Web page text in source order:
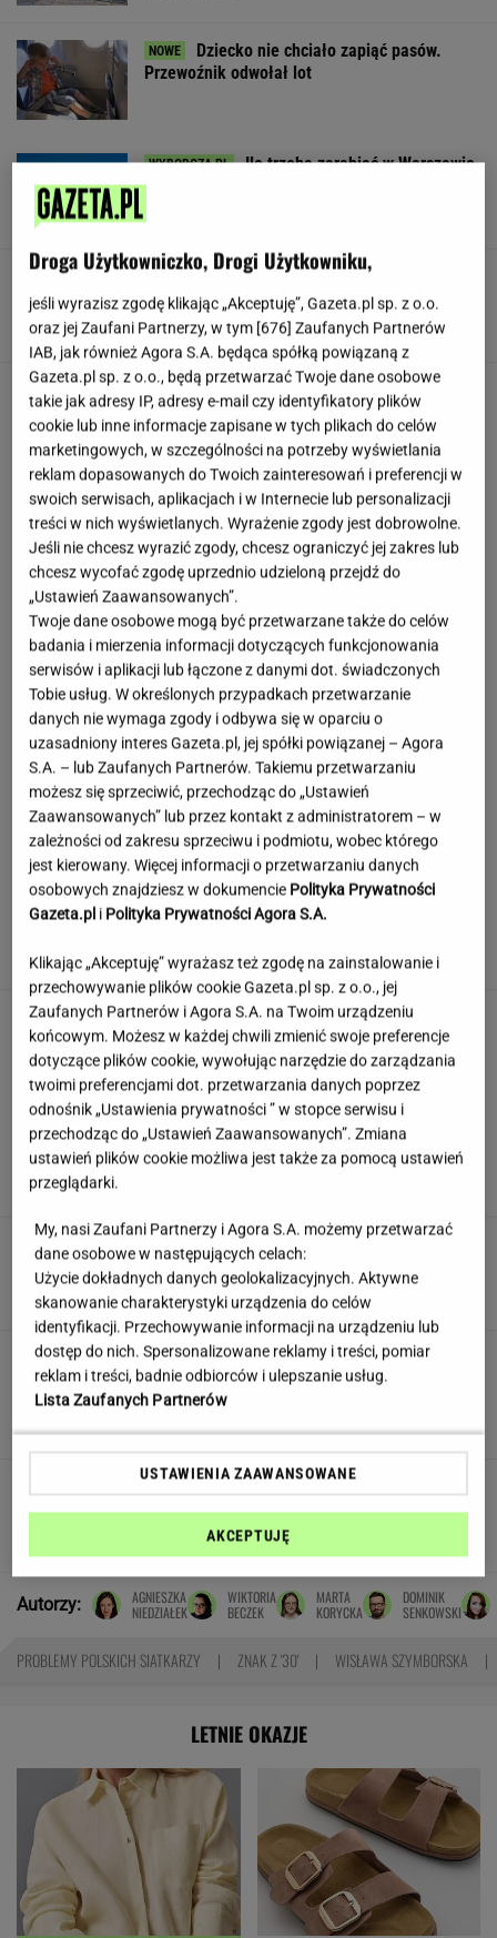
Dziecko nie chciało zapiąć pasów.
Przewoźnik odwołał lot
Ile trzeba zarabiać w Warszawie
na godne życie? Czytelnicy podają kwoty
Będzie wielki hit z udziałem Osaki w Toronto!
Oto ostatnie ćwierćfinalistki
Jeden z najbardziej poszukiwanych ludzi na
świecie już w areszcie
Niezwykłe zjawisko w Polsce. Ekspert radzi
odłożyć płyty CD i okulary
Zmysłowa choreografia Lesar i Zillmann.
Zaprezentowały ją podczas ślubu
Rozpoznasz kraj po trzech słowach? Sprawdź
to w quizie geograficznym
Skandynawskie śniadania mistrzów. Te smaki
budzą lepiej niż kawa
MATERIAŁ PROMOCYJNY
Anastazja Kuś została mistrzynią
świata. "Kariera przez pośladki"? Mamy
komentarz
SUBSKRYPCJA
Pensje lekarzy. Specjalista
hematolog dostał podwyżkę, ale zarabia mniej
SUBSKRYPCJA
Autorzy:
AGNIESZKA
NIEDZIAŁEK
WIKTORIA
BECZEK
MARTA
KORYCKA
DOMINIK
SENKOWSKI
PROBLEMY POLSKICH SIATKARZY ZNAK Z '30' WISŁAWA SZYMBORSKA
LETNIE OKAZJE
Droga Użytkowniczko, Drogi Użytkowniku,
jeśli wyrazisz zgodę klikając „Akceptuję”, Gazeta.pl sp. z o.o.
oraz jej Zaufani Partnerzy, w tym [676] Zaufanych Partnerów
IAB, jak również Agora S.A. będąca spółką powiązaną z
Gazeta.pl sp. z o.o., będą przetwarzać Twoje dane osobowe
takie jak adresy IP, adresy e-mail czy identyfikatory plików
cookie lub inne informacje zapisane w tych plikach do celów
marketingowych, w szczególności na potrzeby wyświetlania
reklam dopasowanych do Twoich zainteresowań i preferencji w
swoich serwisach, aplikacjach i w Internecie lub personalizacji
treści w nich wyświetlanych. Wyrażenie zgody jest dobrowolne.
Jeśli nie chcesz wyrazić zgody, chcesz ograniczyć jej zakres lub
chcesz wycofać zgodę uprzednio udzieloną przejdź do
„Ustawień Zaawansowanych”.
Twoje dane osobowe mogą być przetwarzane także do celów
badania i mierzenia informacji dotyczących funkcjonowania
serwisów i aplikacji lub łączone z danymi dot. świadczonych
Tobie usług. W określonych przypadkach przetwarzanie
danych nie wymaga zgody i odbywa się w oparciu o
uzasadniony interes Gazeta.pl, jej spółki powiązanej – Agora
S.A. – lub Zaufanych Partnerów. Takiemu przetwarzaniu
możesz się sprzeciwić, przechodząc do „Ustawień
Zaawansowanych” lub przez kontakt z administratorem – w
zależności od zakresu sprzeciwu i podmiotu, wobec którego
jest kierowany. Więcej informacji o przetwarzaniu danych
osobowych znajdziesz w dokumencie Polityka Prywatności
Gazeta.pl i Polityka Prywatności Agora S.A.
Klikając „Akceptuję” wyrażasz też zgodę na zainstalowanie i
przechowywanie plików cookie Gazeta.pl sp. z o.o., jej
Zaufanych Partnerów i Agora S.A. na Twoim urządzeniu
końcowym. Możesz w każdej chwili zmienić swoje preferencje
dotyczące plików cookie, wywołując narzędzie do zarządzania
twoimi preferencjami dot. przetwarzania danych poprzez
odnośnik „Ustawienia prywatności ” w stopce serwisu i
przechodząc do „Ustawień Zaawansowanych”. Zmiana
ustawień plików cookie możliwa jest także za pomocą ustawień
przeglądarki.
My, nasi Zaufani Partnerzy i Agora S.A. możemy przetwarzać
dane osobowe w następujących celach:
Użycie dokładnych danych geolokalizacyjnych. Aktywne
skanowanie charakterystyki urządzenia do celów
identyfikacji. Przechowywanie informacji na urządzeniu lub
dostęp do nich. Spersonalizowane reklamy i treści, pomiar
reklam i treści, badnie odbiorców i ulepszanie usług.
Lista Zaufanych Partnerów
USTAWIENIA ZAAWANSOWANE
AKCEPTUJĘ